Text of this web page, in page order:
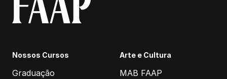
Nossos Cursos
Graduação
Arte e Cultura
MAB FAAP